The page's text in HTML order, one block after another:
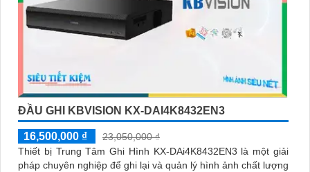
ĐẦU GHI KBVISION KX-DAI4K8432EN3
16,500,000 ₫
23,050,000 ₫
Thiết bị Trung Tâm Ghi Hình KX-DAi4K8432EN3 là một giải
pháp chuyên nghiệp để ghi lại và quản lý hình ảnh chất lượng